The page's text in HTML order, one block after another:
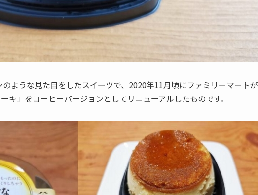
ような見た目をしたスイーツで、2020年11月頃にファミリーマートが
キ」をコーヒーバージョンとしてリニューアルしたものです。